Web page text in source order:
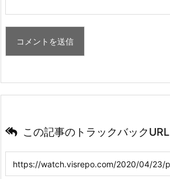
この記事のトラックバックURL